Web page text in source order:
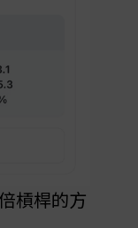
槓桿的方